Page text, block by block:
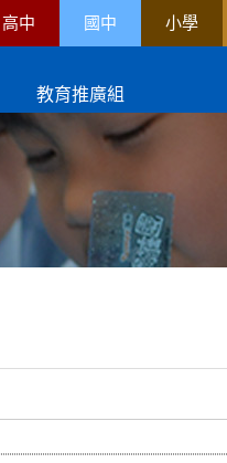
高中 國中 小學
教育推廣組